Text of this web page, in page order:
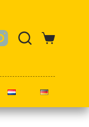
Winkelwagen